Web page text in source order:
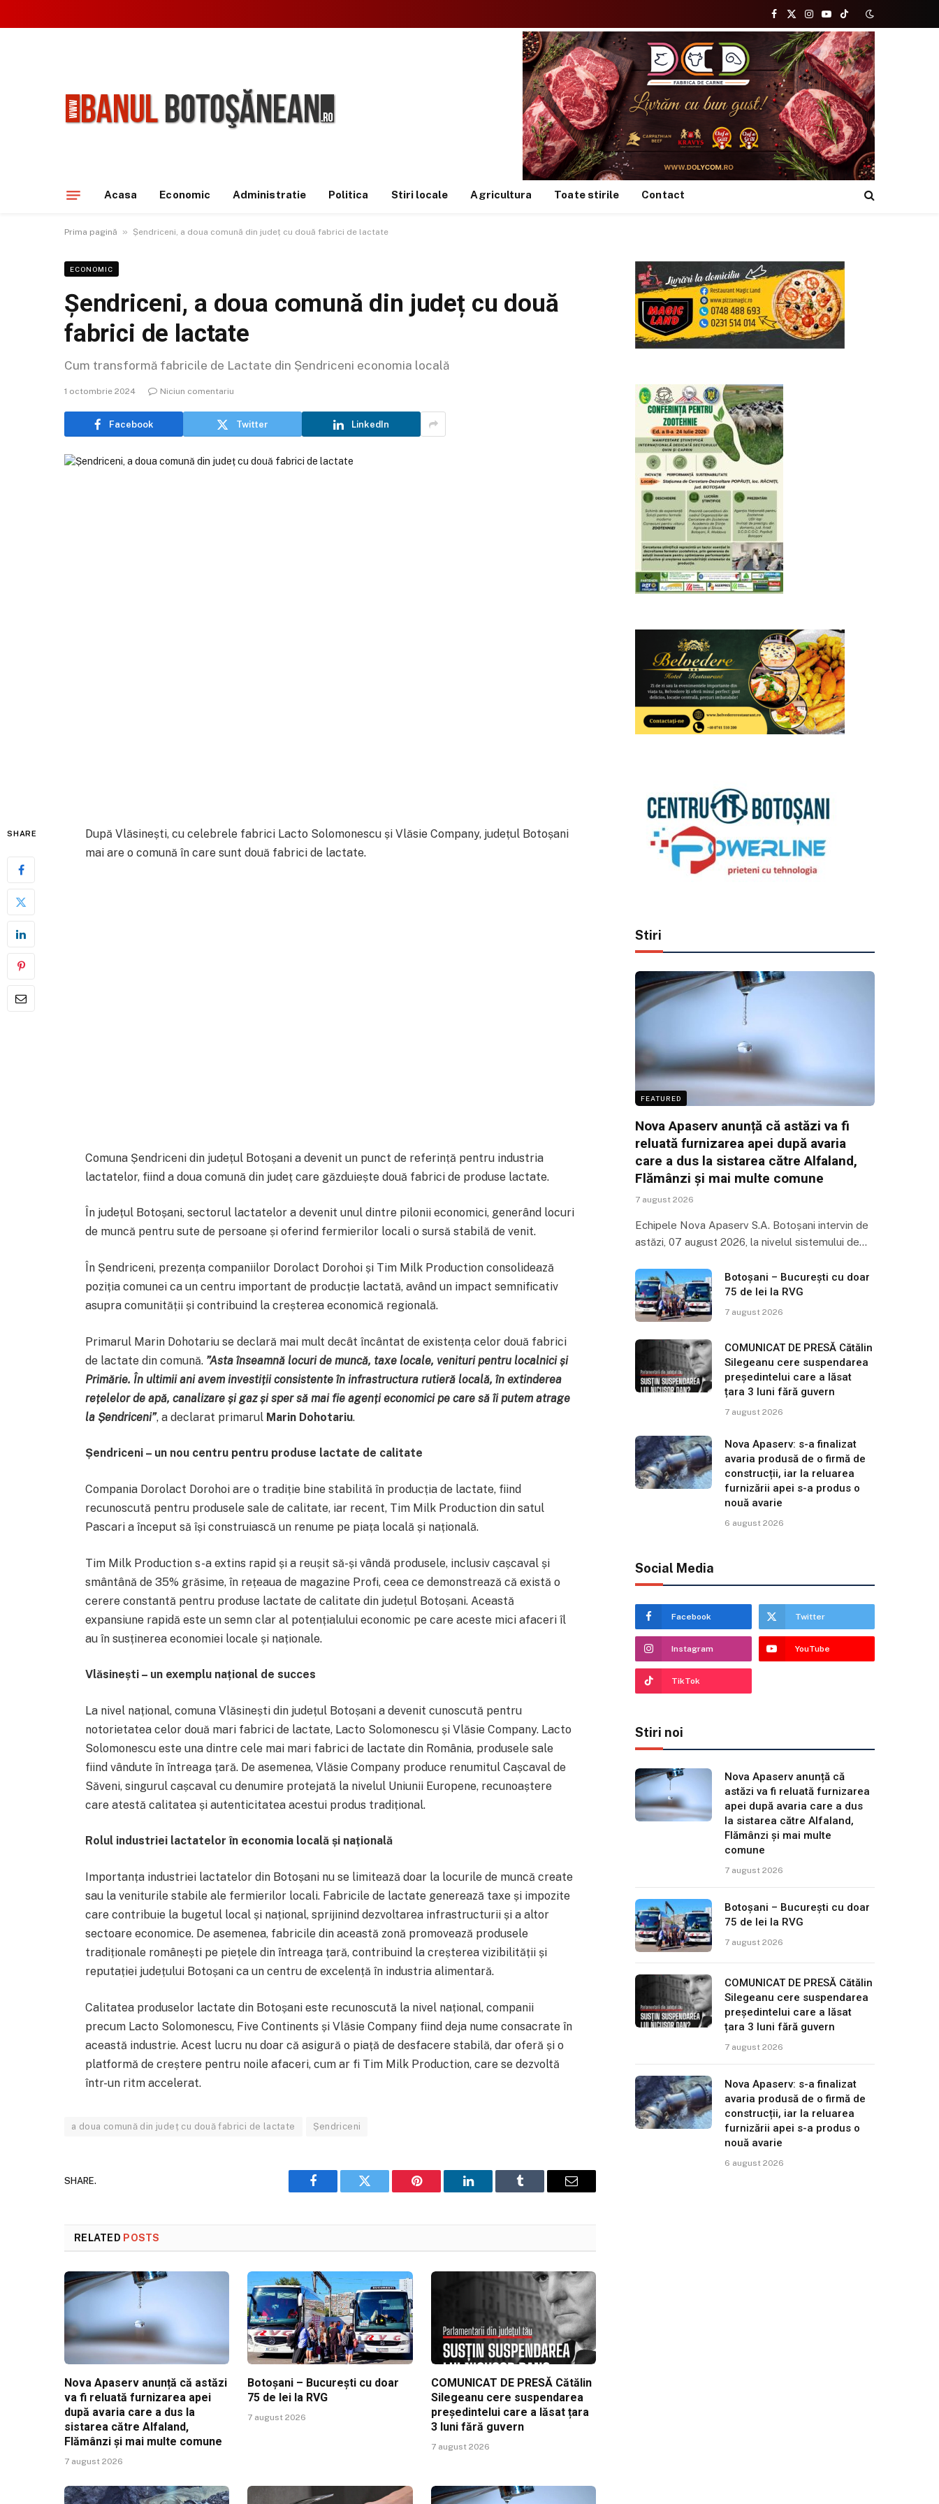
Facebook
X
(Twitter)
Instagram
YouTubeTikTok
Acasa Economic Administratie Politica Stiri locale Agricultura Toate stirile Contact
Prima pagină » Șendriceni, a doua comună din județ cu două fabrici de lactate
ECONOMIC
Șendriceni, a doua comună din județ cu două
fabrici de lactate
Cum transformă fabricile de Lactate din Șendriceni economia locală
1 octombrie 2024 Niciun comentariu
Facebook Twitter LinkedIn
SHARE
După Vlăsinești, cu celebrele fabrici Lacto Solomonescu și Vlăsie Company, județul Botoșani
mai are o comună în care sunt două fabrici de lactate.
Comuna Șendriceni din județul Botoșani a devenit un punct de referință pentru industria
lactatelor, fiind a doua comună din județ care găzduiește două fabrici de produse lactate.
În județul Botoșani, sectorul lactatelor a devenit unul dintre pilonii economici, generând locuri
de muncă pentru sute de persoane și oferind fermierilor locali o sursă stabilă de venit.
În Șendriceni, prezența companiilor Dorolact Dorohoi și Tim Milk Production consolidează
poziția comunei ca un centru important de producție lactată, având un impact semnificativ
asupra comunității și contribuind la creșterea economică regională.
Primarul Marin Dohotariu se declară mai mult decât încântat de existența celor două fabrici
de lactate din comună. ”Asta înseamnă locuri de muncă, taxe locale, venituri pentru localnici și
Primărie. În ultimii ani avem investiții consistente în infrastructura rutieră locală, în extinderea
rețelelor de apă, canalizare și gaz și sper să mai fie agenți economici pe care să îi putem atrage
la Șendriceni”, a declarat primarul Marin Dohotariu.
Șendriceni – un nou centru pentru produse lactate de calitate
Compania Dorolact Dorohoi are o tradiție bine stabilită în producția de lactate, fiind
recunoscută pentru produsele sale de calitate, iar recent, Tim Milk Production din satul
Pascari a început să își construiască un renume pe piața locală și națională.
Tim Milk Production s-a extins rapid și a reușit să-și vândă produsele, inclusiv cașcaval și
smântână de 35% grăsime, în rețeaua de magazine Profi, ceea ce demonstrează că există o
cerere constantă pentru produse lactate de calitate din județul Botoșani. Această
expansiune rapidă este un semn clar al potențialului economic pe care aceste mici afaceri îl
au în susținerea economiei locale și naționale.
Vlăsinești – un exemplu național de succes
La nivel național, comuna Vlăsinești din județul Botoșani a devenit cunoscută pentru
notorietatea celor două mari fabrici de lactate, Lacto Solomonescu și Vlăsie Company. Lacto
Solomonescu este una dintre cele mai mari fabrici de lactate din România, produsele sale
fiind vândute în întreaga țară. De asemenea, Vlăsie Company produce renumitul Cașcaval de
Săveni, singurul cașcaval cu denumire protejată la nivelul Uniunii Europene, recunoaștere
care atestă calitatea și autenticitatea acestui produs tradițional.
Rolul industriei lactatelor în economia locală și națională
Importanța industriei lactatelor din Botoșani nu se limitează doar la locurile de muncă create
sau la veniturile stabile ale fermierilor locali. Fabricile de lactate generează taxe și impozite
care contribuie la bugetul local și național, sprijinind dezvoltarea infrastructurii și a altor
sectoare economice. De asemenea, fabricile din această zonă promovează produsele
tradiționale românești pe piețele din întreaga țară, contribuind la creșterea vizibilității și
reputației județului Botoșani ca un centru de excelență în industria alimentară.
Calitatea produselor lactate din Botoșani este recunoscută la nivel național, companii
precum Lacto Solomonescu, Five Continents și Vlăsie Company fiind deja nume consacrate în
această industrie. Acest lucru nu doar că asigură o piață de desfacere stabilă, dar oferă și o
platformă de creștere pentru noile afaceri, cum ar fi Tim Milk Production, care se dezvoltă
într-un ritm accelerat.
a doua comună din județ cu două fabrici de lactate Șendriceni
SHARE.
Facebook Twitter Pinterest LinkedIn Tumblr Email
RELATED POSTS
Nova Apaserv anunță că astăzi
va fi reluată furnizarea apei
după avaria care a dus la
sistarea către Alfaland,
Flămânzi și mai multe comune
7 august 2026
Botoșani – București cu doar
75 de lei la RVG
7 august 2026
COMUNICAT DE PRESĂ Cătălin
Silegeanu cere suspendarea
președintelui care a lăsat țara
3 luni fără guvern
7 august 2026
Stiri
FEATURED
Nova Apaserv anunță că astăzi va fi
reluată furnizarea apei după avaria
care a dus la sistarea către Alfaland,
Flămânzi și mai multe comune
7 august 2026
Echipele Nova Apaserv S.A. Botoșani intervin de
astăzi, 07 august 2026, la nivelul sistemului de…
Botoșani – București cu doar
75 de lei la RVG
7 august 2026
COMUNICAT DE PRESĂ Cătălin
Silegeanu cere suspendarea
președintelui care a lăsat
țara 3 luni fără guvern
7 august 2026
Nova Apaserv: s-a finalizat
avaria produsă de o firmă de
construcții, iar la reluarea
furnizării apei s-a produs o
nouă avarie
6 august 2026
Social Media
Facebook Twitter
Instagram YouTube
TikTok
Stiri noi
Nova Apaserv anunță că
astăzi va fi reluată furnizarea
apei după avaria care a dus
la sistarea către Alfaland,
Flămânzi și mai multe
comune
7 august 2026
Botoșani – București cu doar
75 de lei la RVG
7 august 2026
COMUNICAT DE PRESĂ Cătălin
Silegeanu cere suspendarea
președintelui care a lăsat
țara 3 luni fără guvern
7 august 2026
Nova Apaserv: s-a finalizat
avaria produsă de o firmă de
construcții, iar la reluarea
furnizării apei s-a produs o
nouă avarie
6 august 2026